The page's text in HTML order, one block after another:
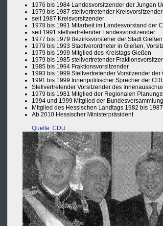
1976 bis 1984 Landesvorsitzender der Jungen
1979 bis 1987 stellvertretender
seit 1987 Kreisvorsitzender
1978 bis 1991 Mitarbeit im Landesvorstand der
seit 1991 stellvertretender Landesvorsitzender
1977 bis 1979 Bezirksvorsteher der Stadt Gießen
1979 bis 1993 Stadtverordneter in Gießen,
1979 bis 1999 Mitglied des Kreistags Gießen
1979 bis 1985 stellvertretender
1985 bis 1994 Fraktionsvorsitzender
1993 bis 1999 Stellvertretender Vorsitzender der
1991 bis 1999 Innenpolitischer Sprecher der
Stellvertretender Vorsitzender des
1979 bis 1981 Mitglied der Regionalen
1994 und 1999 Mitglied der Bundesversammlung
Mitglied des Hessischen Landtags 1982 bis
Ab 2010 Hessischer Ministerpräsident
Quelle: CDU ..